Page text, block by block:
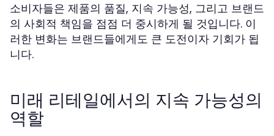
소비자들은 제품의 품질, 지속 가능성, 그리고 브랜드
의 사회적 책임을 점점 더 중시하게 될 것입니다. 이
러한 변화는 브랜드들에게도 큰 도전이자 기회가 됩
니다.
미래 리테일에서의 지속 가능성의
역할